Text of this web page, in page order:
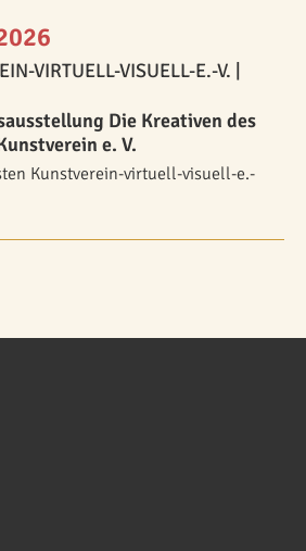
VIRTUELL-VISUELL-E.-V.
Die Kreativen des
e. V.
Kunstverein-virtuell-visuell-e.-